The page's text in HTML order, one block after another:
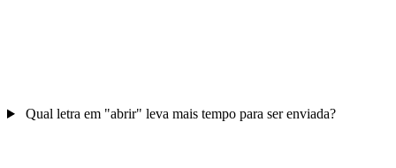
Qual letra em "abrir" leva mais tempo para ser enviada?